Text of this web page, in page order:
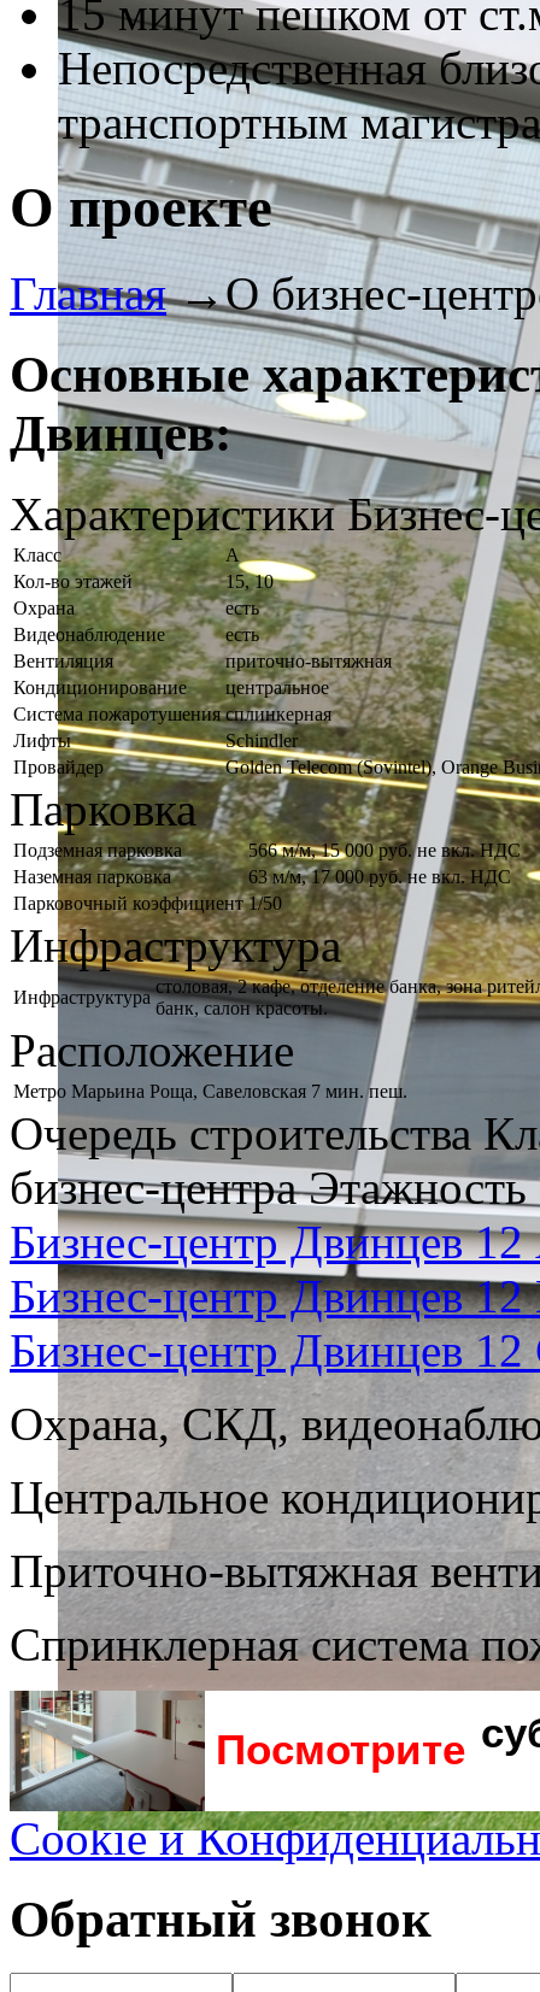
15 минут пешком от
Непосредственная
транспортным
О проекте
Главная →О бизнес-
Основные
Двинцев:
Характеристики Бизнес-
Класс
A
Кол-во этажей
15, 10
Охрана
есть
Видеонаблюдение
есть
Вентиляция
приточно-вытяжная
Кондиционирование
центральное
Система пожаротушения сплинкерная
Лифты
Schindler
Провайдер
Golden Telecom (Sovintel), Orange
Парковка
Подземная парковка
566 м/м, 15 000 руб. не вкл. НДС
Наземная парковка
63 м/м, 17 000 руб. не вкл. НДС
Парковочный коэффициент 1/50
Инфраструктура
Инфраструктура
столовая, 2 кафе, отделение банка, зона
банк, салон красоты.
Расположение
Метро Марьина Роща, Савеловская 7 мин. пеш.
Очередь строительства
бизнес-центра Этажность
Бизнес-центр Двинцев
Бизнес-центр Двинцев
Бизнес-центр Двинцев
Охрана, СКД,
Центральное
Приточно-вытяжная
Спринклерная система
Посмотрите
Cookie и
Обратный звонок